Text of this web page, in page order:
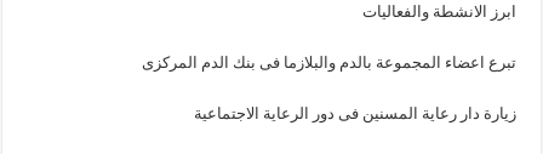
ابرز الانشطة والفعاليات
تبرع اعضاء المجموعة بالدم والبلازما فى بنك الدم المركزى
زيارة دار رعاية المسنين فى دور الرعاية الاجتماعية